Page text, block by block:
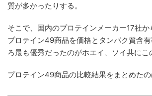
質が多かったりする。
そこで、国内のプロテインメーカー17社か
プロテイン49商品を価格とタンパク質含
ろ最も優秀だったのがホエイ、ソイ共にこ
プロテイン49商品の比較結果をまとめたの